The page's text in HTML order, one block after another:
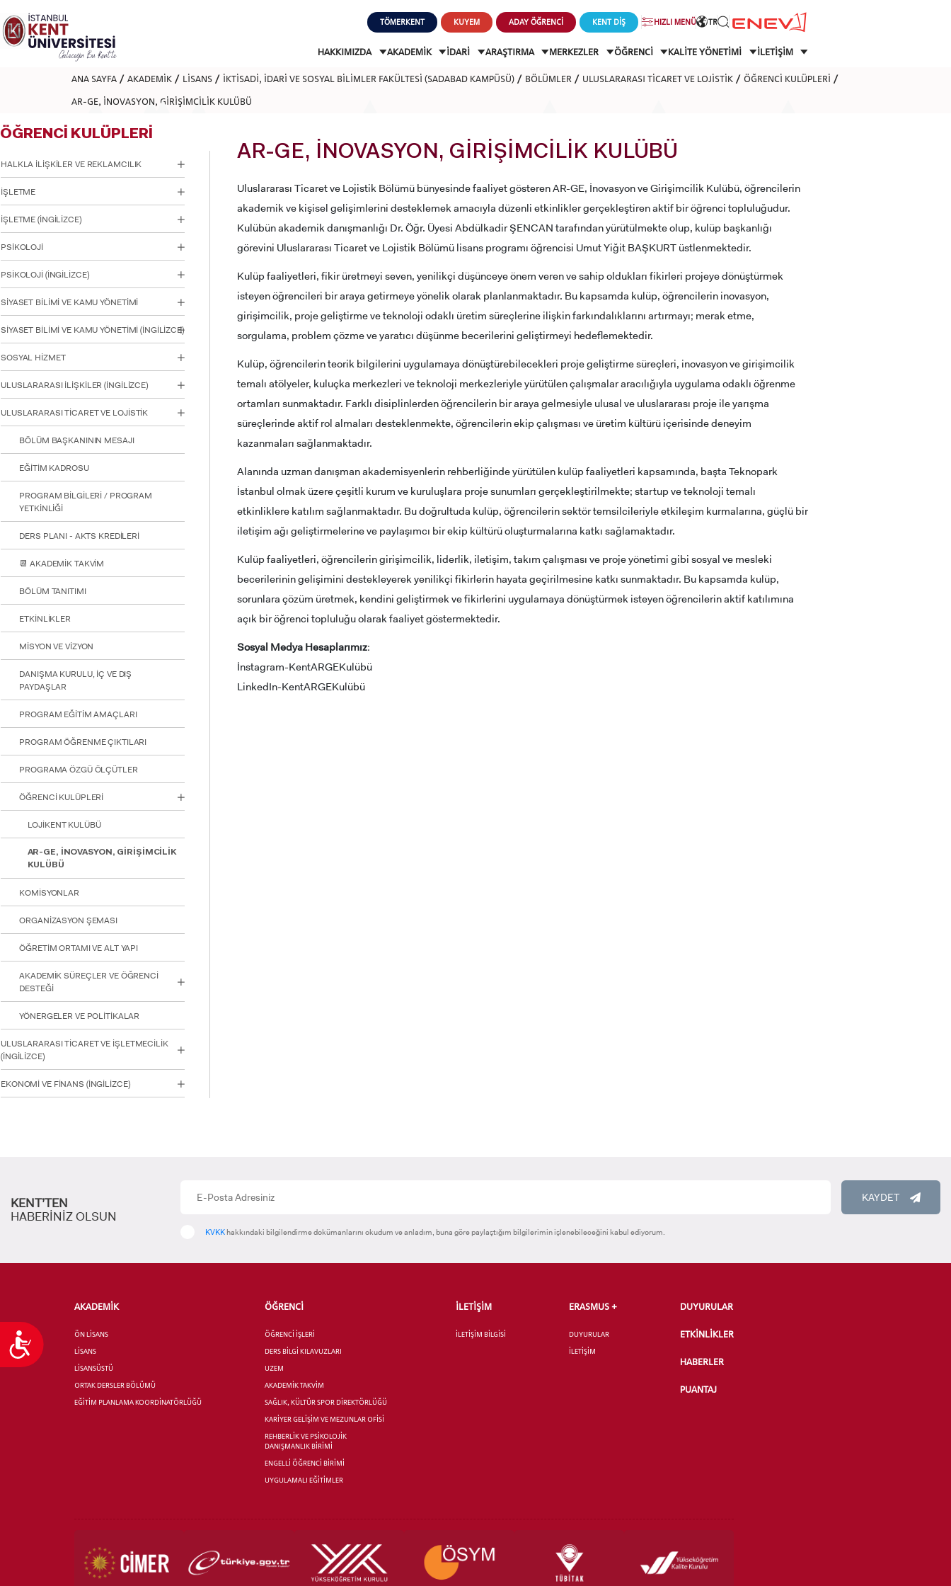
dikkat:
Bu
web
sitesini,
okuyucu
engellilere
ayarlamak
için
Control-
F11'e
basın;
Erişilebilirlik
menüsünü
için
basın.
Ulaşılabilirlik
TÖMERKENT KUYEM ADAY ÖĞRENCİ KENT DİŞ HIZLI MENÜ TR
HAKKIMIZDA AKADEMİK İDARİ ARAŞTIRMA MERKEZLER ÖĞRENCİ KALİTE YÖNETİMİ İLETİŞİM
ANA SAYFA AKADEMİK LİSANS İKTİSADİ, İDARİ VE SOSYAL BİLİMLER FAKÜLTESİ (SADABAD KAMPÜSÜ) BÖLÜMLER ULUSLARARASI TİCARET VE LOJİSTİK ÖĞRENCİ KULÜPLERİ
AR-GE, İNOVASYON, GİRİŞİMCİLİK KULÜBÜ
ÖĞRENCİ KULÜPLERİ
HALKLA İLİŞKİLER VE REKLAMCILIK
İŞLETME
‏‏‏‏‏İŞLETME (İNGİLİZCE)
PSİKOLOJİ
PSİKOLOJİ (İNGİLİZCE)
SİYASET BİLİMİ VE KAMU YÖNETİMİ
SİYASET BİLİMİ VE KAMU YÖNETİMİ (İNGİLİZCE)
SOSYAL HİZMET
ULUSLARARASI İLİŞKİLER (İNGİLİZCE)
ULUSLARARASI TİCARET VE LOJİSTİK
BÖLÜM BAŞKANININ MESAJI
EĞİTİM KADROSU
PROGRAM BİLGİLERİ / PROGRAM
YETKİNLİĞİ
DERS PLANI - AKTS KREDİLERİ
📆 AKADEMİK TAKVİM
BÖLÜM TANITIMI
ETKİNLİKLER
MİSYON VE VİZYON
DANIŞMA KURULU, İÇ VE DIŞ
PAYDAŞLAR
PROGRAM EĞİTİM AMAÇLARI
PROGRAM ÖĞRENME ÇIKTILARI
PROGRAMA ÖZGÜ ÖLÇÜTLER
ÖĞRENCİ KULÜPLERİ
LOJİKENT KULÜBÜ
AR-GE, İNOVASYON, GİRİŞİMCİLİK
KULÜBÜ
KOMİSYONLAR
ORGANİZASYON ŞEMASI
ÖĞRETİM ORTAMI VE ALT YAPI
AKADEMİK SÜREÇLER VE ÖĞRENCİ
DESTEĞİ
YÖNERGELER VE POLİTİKALAR
ULUSLARARASI TİCARET VE İŞLETMECİLİK
(İNGİLİZCE)
EKONOMİ VE FİNANS (İNGİLİZCE)
AR-GE, İNOVASYON, GİRİŞİMCİLİK KULÜBÜ
Uluslararası Ticaret ve Lojistik Bölümü bünyesinde faaliyet gösteren AR-GE, İnovasyon ve Girişimcilik Kulübü, öğrencilerin
akademik ve kişisel gelişimlerini desteklemek amacıyla düzenli etkinlikler gerçekleştiren aktif bir öğrenci topluluğudur.
Kulübün akademik danışmanlığı Dr. Öğr. Üyesi Abdülkadir ŞENCAN tarafından yürütülmekte olup, kulüp başkanlığı
görevini Uluslararası Ticaret ve Lojistik Bölümü lisans programı öğrencisi Umut Yiğit BAŞKURT üstlenmektedir.
Kulüp faaliyetleri, fikir üretmeyi seven, yenilikçi düşünceye önem veren ve sahip oldukları fikirleri projeye dönüştürmek
isteyen öğrencileri bir araya getirmeye yönelik olarak planlanmaktadır. Bu kapsamda kulüp, öğrencilerin inovasyon,
girişimcilik, proje geliştirme ve teknoloji odaklı üretim süreçlerine ilişkin farkındalıklarını artırmayı; merak etme,
sorgulama, problem çözme ve yaratıcı düşünme becerilerini geliştirmeyi hedeflemektedir.
Kulüp, öğrencilerin teorik bilgilerini uygulamaya dönüştürebilecekleri proje geliştirme süreçleri, inovasyon ve girişimcilik
temalı atölyeler, kuluçka merkezleri ve teknoloji merkezleriyle yürütülen çalışmalar aracılığıyla uygulama odaklı öğrenme
ortamları sunmaktadır. Farklı disiplinlerden öğrencilerin bir araya gelmesiyle ulusal ve uluslararası proje ile yarışma
süreçlerinde aktif rol almaları desteklenmekte, öğrencilerin ekip çalışması ve üretim kültürü içerisinde deneyim
kazanmaları sağlanmaktadır.
Alanında uzman danışman akademisyenlerin rehberliğinde yürütülen kulüp faaliyetleri kapsamında, başta Teknopark
İstanbul olmak üzere çeşitli kurum ve kuruluşlara proje sunumları gerçekleştirilmekte; startup ve teknoloji temalı
etkinliklere katılım sağlanmaktadır. Bu doğrultuda kulüp, öğrencilerin sektör temsilcileriyle etkileşim kurmalarına, güçlü bir
iletişim ağı geliştirmelerine ve paylaşımcı bir ekip kültürü oluşturmalarına katkı sağlamaktadır.
Kulüp faaliyetleri, öğrencilerin girişimcilik, liderlik, iletişim, takım çalışması ve proje yönetimi gibi sosyal ve mesleki
becerilerinin gelişimini destekleyerek yenilikçi fikirlerin hayata geçirilmesine katkı sunmaktadır. Bu kapsamda kulüp,
sorunlara çözüm üretmek, kendini geliştirmek ve fikirlerini uygulamaya dönüştürmek isteyen öğrencilerin aktif katılımına
açık bir öğrenci topluluğu olarak faaliyet göstermektedir.
Sosyal Medya Hesaplarımız:
İnstagram-KentARGEKulübü
LinkedIn-KentARGEKulübü
KENT’TEN
HABERİNİZ OLSUN
KAYDET
KVKK hakkındaki bilgilendirme dokümanlarını okudum ve anladım, buna göre paylaştığım bilgilerimin işlenebileceğini kabul ediyorum.
AKADEMİK
ÖN LİSANS
LİSANS
LİSANSÜSTÜ
ORTAK DERSLER BÖLÜMÜ
EĞİTİM PLANLAMA KOORDİNATÖRLÜĞÜ
ÖĞRENCİ
ÖĞRENCİ İŞLERİ
DERS BİLGİ KILAVUZLARI
UZEM
AKADEMİK TAKVİM
SAĞLIK, KÜLTÜR SPOR DİREKTÖRLÜĞÜ
KARİYER GELİŞİM VE MEZUNLAR OFİSİ
REHBERLİK VE PSİKOLOJİK
DANIŞMANLIK BİRİMİ
ENGELLİ ÖĞRENCİ BİRİMİ
UYGULAMALI EĞİTİMLER
İLETİŞİM
İLETİŞİM BİLGİSİ
ERASMUS +
DUYURULAR
İLETİŞİM
DUYURULAR
ETKİNLİKLER
HABERLER
PUANTAJ